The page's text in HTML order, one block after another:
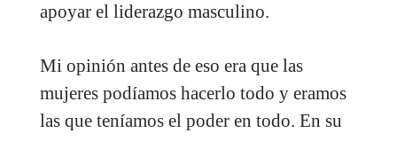
apoyar el liderazgo masculino.
Mi opinión antes de eso era que las
mujeres podíamos hacerlo todo y eramos
las que teníamos el poder en todo. En su